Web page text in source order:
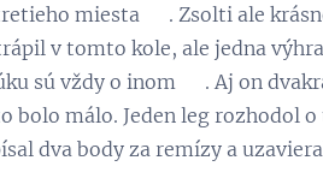
miesta 😋. Zsolti ale
v tomto kole, ale jedna
sú vždy o inom 😉. Aj on
bolo málo. Jeden leg rozhodol
dva body za remízy a